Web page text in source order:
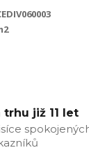
trhu již 11 let